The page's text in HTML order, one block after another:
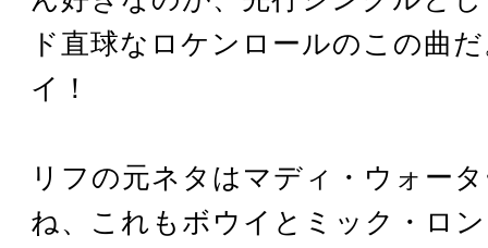
ド直球なロケンロールのこの曲
イ！
リフの元ネタはマディ・ウォー
ね、これもボウイとミック・ロ